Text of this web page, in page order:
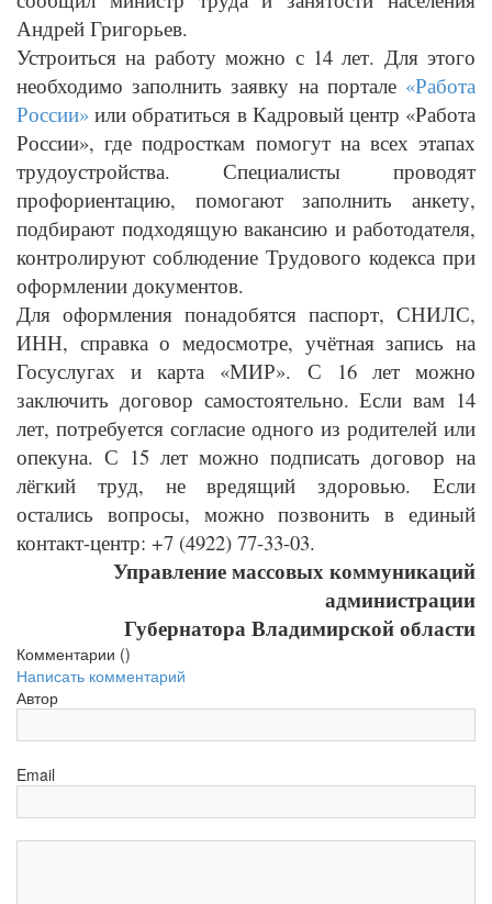
Андрей Григорьев.
Устроиться на работу можно с 14 лет. Для этого
необходимо заполнить заявку на портале «Работа
России» или обратиться в Кадровый центр «Работа
России», где подросткам помогут на всех этапах
трудоустройства. Специалисты проводят
профориентацию, помогают заполнить анкету,
подбирают подходящую вакансию и работодателя,
контролируют соблюдение Трудового кодекса при
оформлении документов.
Для оформления понадобятся паспорт, СНИЛС,
ИНН, справка о медосмотре, учётная запись на
Госуслугах и карта «МИР». С 16 лет можно
заключить договор самостоятельно. Если вам 14
лет, потребуется согласие одного из родителей или
опекуна. С 15 лет можно подписать договор на
лёгкий труд, не вредящий здоровью. Если
остались вопросы, можно позвонить в единый
контакт-центр: +7 (4922) 77-33-03.
Управление массовых коммуникаций
администрации
Губернатора Владимирской области
Комментарии ()
Написать комментарий
Автор
Email